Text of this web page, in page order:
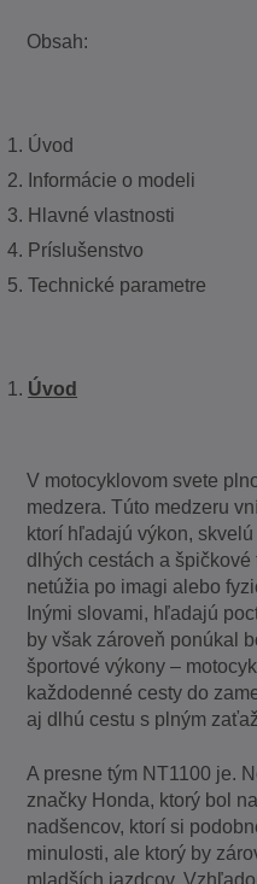
Obsah:
Úvod
Informácie o modeli
Hlavné vlastnosti
Príslušenstvo
Technické parametre
Úvod
V motocyklovom svete
medzera. Túto medzeru
ktorí hľadajú výkon,
dlhých cestách a
netúžia po imagi alebo
Inými slovami, hľadajú
by však zároveň ponúkal
športové výkony –
každodenné cesty do
aj dlhú cestu s plným
A presne tým NT1100 je.
značky Honda, ktorý bol
nadšencov, ktorí si
minulosti, ale ktorý by
mladších jazdcov.